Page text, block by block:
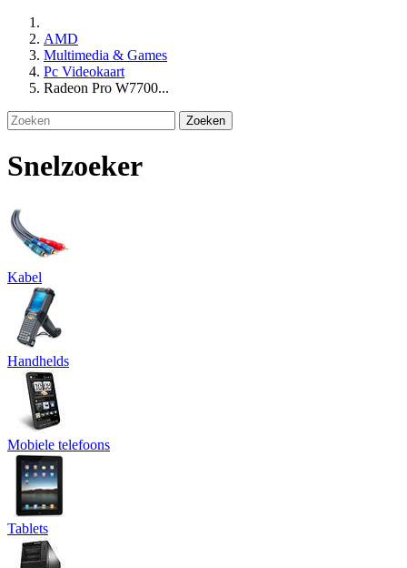
AMD
Multimedia & Games
Pc Videokaart
Radeon Pro W7700...
Zoeken
Snelzoeker
Kabel
Handhelds
Mobiele telefoons
Tablets